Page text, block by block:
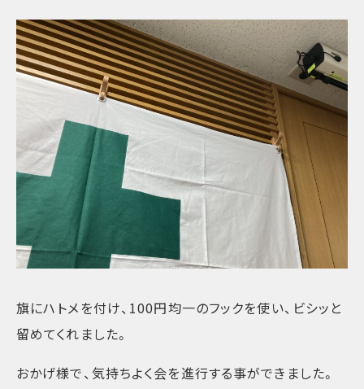
旗にハトメを付け、100円均一のフックを使い、ビシッと
留めてくれました。
おかげ様で、気持ちよく会を進行する事ができました。